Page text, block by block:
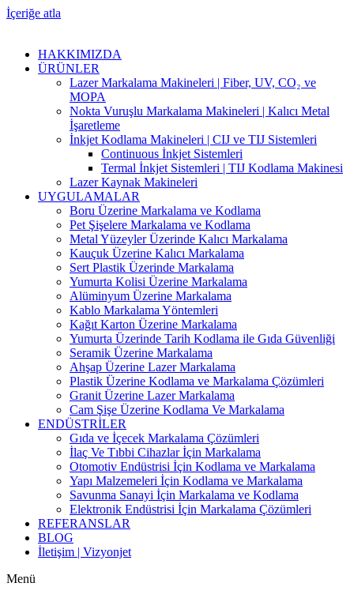
İçeriğe atla
HAKKIMIZDA
ÜRÜNLER
Lazer Markalama Makineleri | Fiber, UV, CO₂ ve
MOPA
Nokta Vuruşlu Markalama Makineleri | Kalıcı Metal
İşaretleme
İnkjet Kodlama Makineleri | CIJ ve TIJ Sistemleri
Continuous İnkjet Sistemleri
Termal İnkjet Sistemleri | TIJ Kodlama Makinesi
Lazer Kaynak Makineleri
UYGULAMALAR
Boru Üzerine Markalama ve Kodlama
Pet Şişelere Markalama ve Kodlama
Metal Yüzeyler Üzerinde Kalıcı Markalama
Kauçuk Üzerine Kalıcı Markalama
Sert Plastik Üzerinde Markalama
Yumurta Kolisi Üzerine Markalama
Alüminyum Üzerine Markalama
Kablo Markalama Yöntemleri
Kağıt Karton Üzerine Markalama
Yumurta Üzerinde Tarih Kodlama ile Gıda Güvenliği
Seramik Üzerine Markalama
Ahşap Üzerine Lazer Markalama
Plastik Üzerine Kodlama ve Markalama Çözümleri
Granit Üzerine Lazer Markalama
Cam Şişe Üzerine Kodlama Ve Markalama
ENDÜSTRİLER
Gıda ve İçecek Markalama Çözümleri
İlaç Ve Tıbbi Cihazlar İçin Markalama
Otomotiv Endüstrisi İçin Kodlama ve Markalama
Yapı Malzemeleri İçin Kodlama ve Markalama
Savunma Sanayi İçin Markalama ve Kodlama
Elektronik Endüstrisi İçin Markalama Çözümleri
REFERANSLAR
BLOG
İletişim | Vizyonjet
Menü